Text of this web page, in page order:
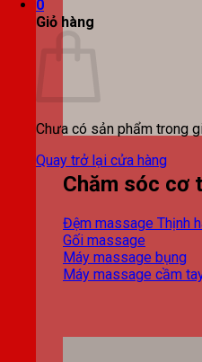
0
Giỏ hàng
Chưa có sản phẩm trong
Quay trở lại cửa hàng
Chăm sóc cơ
Đệm massage
Gối massage
Máy massage bụng
Máy massage cầm